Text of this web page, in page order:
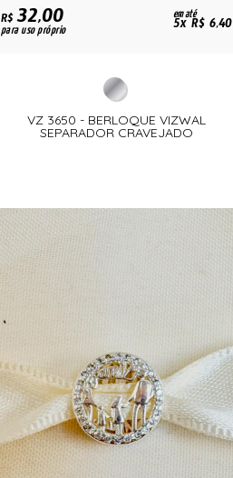
R$32,00
para uso próprio
em até
5x R$ 6,40
VZ 3650 - BERLOQUE VIZWAL
SEPARADOR CRAVEJADO